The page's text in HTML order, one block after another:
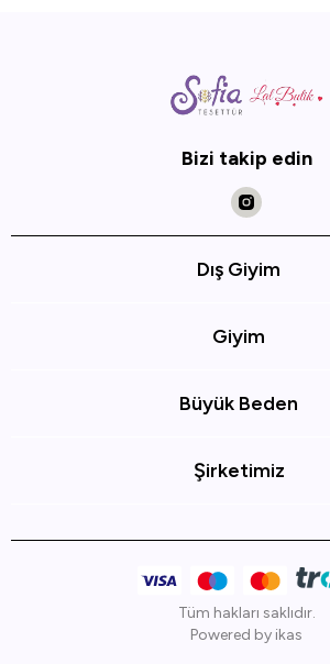
Bizi takip edin
Dış Giyim
Giyim
Büyük Beden
Şirketimiz
Tüm hakları saklıdır.
Powered by ikas